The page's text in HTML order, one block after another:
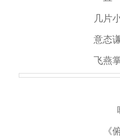
几片
意态
飞燕
《